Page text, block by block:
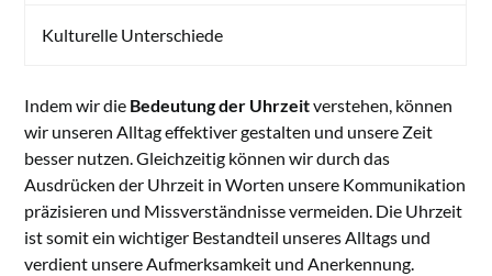
Kulturelle Unterschiede
Indem wir die Bedeutung der Uhrzeitverstehen, können
wir unseren Alltag effektiver gestalten und unsere Zeit
besser nutzen. Gleichzeitig können wir durch das
Ausdrücken der Uhrzeit in Worten unsere Kommunikation
präzisieren und Missverständnisse vermeiden. Die Uhrzeit
ist somit ein wichtiger Bestandteil unseres Alltags und
verdient unsere Aufmerksamkeit und Anerkennung.